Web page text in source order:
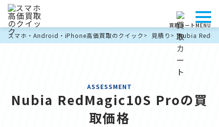
買取カートMENU
Proの買取価格
ション
スマホ・Android・iPhone高価買取のクイック 見積り Nubia
ASSESSMENT
Nubia RedMagic10S Proの買
取価格